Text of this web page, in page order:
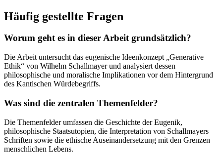
Häufig gestellte Fragen
Worum geht es in dieser Arbeit grundsätzlich?
Die Arbeit untersucht das eugenische Ideenkonzept „Generative
Ethik“ von Wilhelm Schallmayer und analysiert dessen
philosophische und moralische Implikationen vor dem Hintergrund
des Kantischen Würdebegriffs.
Was sind die zentralen Themenfelder?
Die Themenfelder umfassen die Geschichte der Eugenik,
philosophische Staatsutopien, die Interpretation von Schallmayers
Schriften sowie die ethische Auseinandersetzung mit den Grenzen
menschlichen Lebens.